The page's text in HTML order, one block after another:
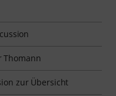
Thomann
zur Übersicht